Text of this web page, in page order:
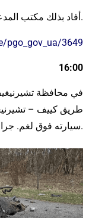
أفاد بذلك مكتب المدعي العام.
pgo_gov_ua/3649
16:00
في محافظة
طريق كييف –
سيارته فوق لغم. جراء الانفجار مات الرجل في مسرح الجريمة.